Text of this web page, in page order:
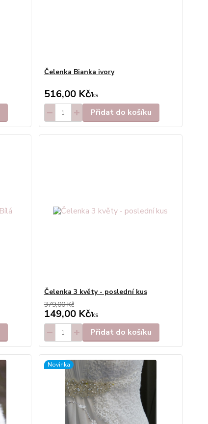
Čelenka Bianka ivory
516,00 Kč/ks
Přidat do košíku
Čelenka 3 květy - poslední kus
379,00 Kč
149,00 Kč/ks
Přidat do košíku
Novinka